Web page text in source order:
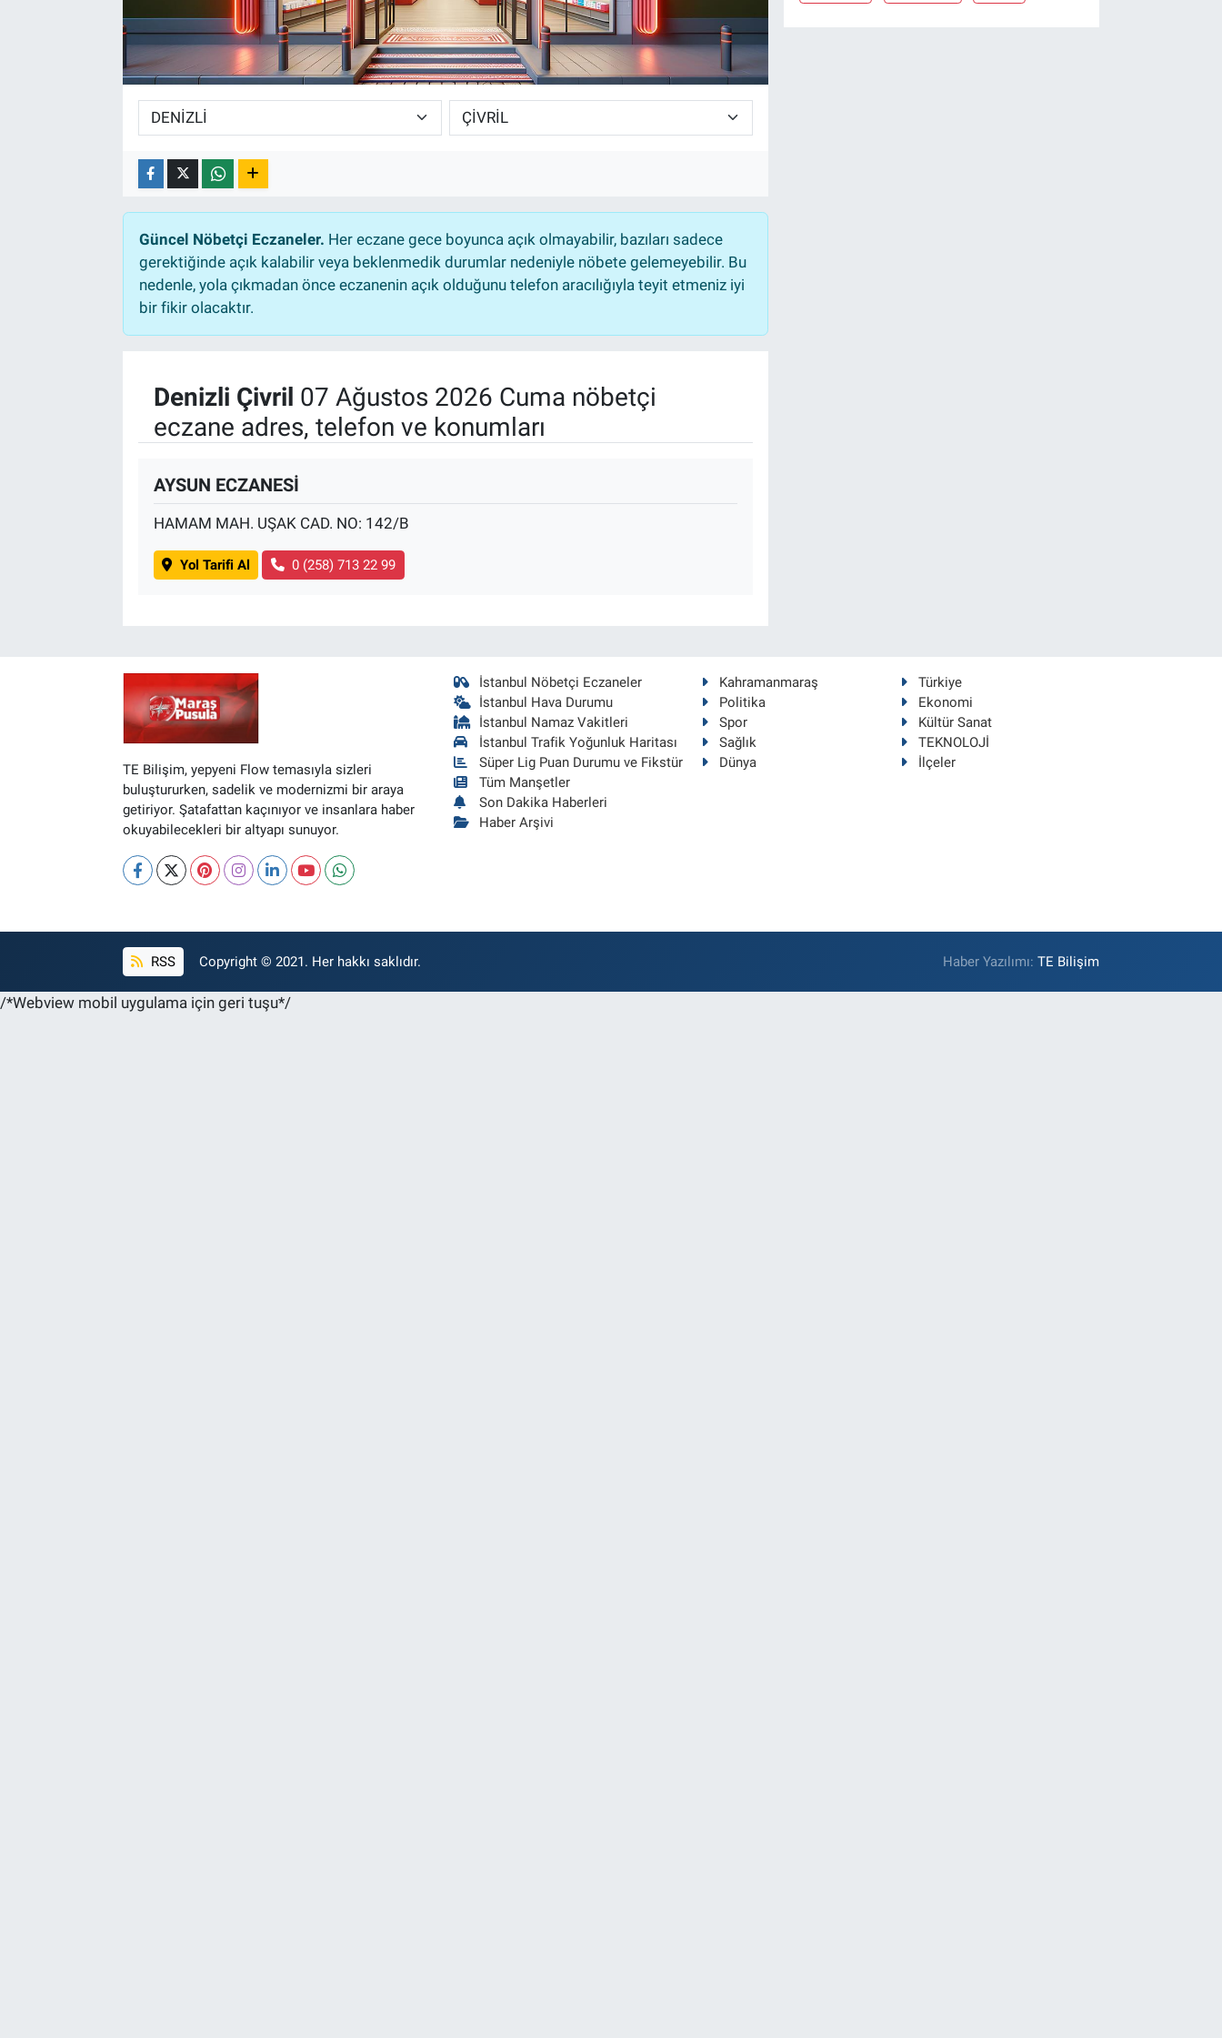
Güncel Nöbetçi Eczaneler. Her eczane gece boyunca açık olmayabilir, bazıları sadece
gerektiğinde açık kalabilir veya beklenmedik durumlar nedeniyle nöbete gelemeyebilir. Bu
nedenle, yola çıkmadan önce eczanenin açık olduğunu telefon aracılığıyla teyit etmeniz iyi
bir fikir olacaktır.
Denizli Çivril 07 Ağustos 2026 Cuma nöbetçi
eczane adres, telefon ve konumları
AYSUN ECZANESİ
HAMAM MAH. UŞAK CAD. NO: 142/B
Yol Tarifi Al 0 (258) 713 22 99
TE Bilişim, yepyeni Flow temasıyla sizleri
buluştururken, sadelik ve modernizmi bir araya
getiriyor. Şatafattan kaçınıyor ve insanlara haber
okuyabilecekleri bir altyapı sunuyor.
İstanbul Nöbetçi Eczaneler
İstanbul Hava Durumu
İstanbul Namaz Vakitleri
İstanbul Trafik Yoğunluk Haritası
Süper Lig Puan Durumu ve Fikstür
Tüm Manşetler
Son Dakika Haberleri
Haber Arşivi
Kahramanmaraş
Türkiye
Politika
Ekonomi
Spor
Kültür Sanat
Sağlık
TEKNOLOJİ
Dünya
İlçeler
RSS Copyright © 2021. Her hakkı saklıdır. Haber Yazılımı:TE Bilişim
/*Webview mobil uygulama için geri tuşu*/
TEKNOLOJİ
Bilim, Teknoloji